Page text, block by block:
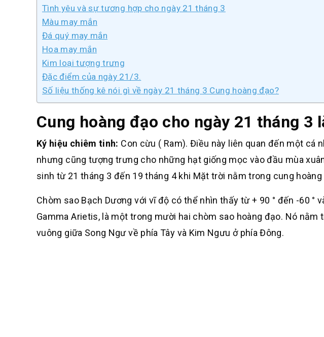
Tình yêu và sự tương hợp cho ngày 21 tháng 3
Màu may mắn
Đá quý may mắn
Hoa may mắn
Kim loại tượng trưng
Đặc điểm của ngày 21/3.
Số liệu thống kê nói gì về ngày 21 tháng 3 Cung hoàng đạo?
Cung hoàng đạo cho ngày 21 tháng 3
Ký hiệu chiêm tinh: Con cừu ( Ram). Điều này liên quan đến một cá
nhưng cũng tượng trưng cho những hạt giống mọc vào đầu mùa
sinh từ 21 tháng 3 đến 19 tháng 4 khi Mặt trời nằm trong cung
Chòm sao Bạch Dương với vĩ độ có thể nhìn thấy từ + 90 ° đến -60 °
Gamma Arietis, là một trong mười hai chòm sao hoàng đạo. Nó
vuông giữa Song Ngư về phía Tây và Kim Ngưu ở phía Đông.